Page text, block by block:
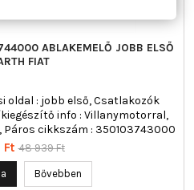
ABLAKEMELŐ JOBB ELSŐ
FIAT
oldal : jobb első, Csatlakozók
info : Villanymotorral,
Páros cikkszám : 350103743000
Ft Normál
48 939 Ft
Bővebben